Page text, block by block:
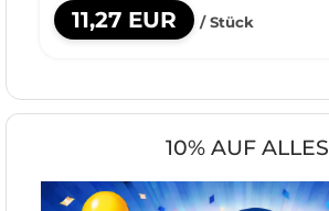
11,27 EUR / Stück
10% AUF ALLES